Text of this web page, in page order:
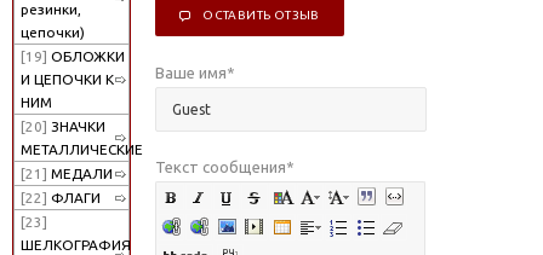
резинки,
цепочки)
[19] ОБЛОЖКИ
И ЦЕПОЧКИ К
НИМ
[20] ЗНАЧКИ
МЕТАЛЛИЧЕСКИЕ
[21] МЕДАЛИ
[22] ФЛАГИ
[23]
ШЕЛКОГРАФИЯ
ОСТАВИТЬ ОТЗЫВ
Ваше имя*
Текст сообщения*